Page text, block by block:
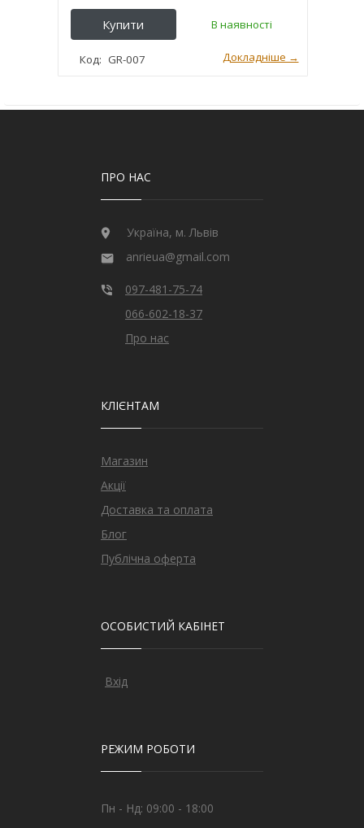
GR-007
ПРО НАС
Україна, м. Львів
anrieua@gmail.com
097-481-75-74
066-602-18-37
Про нас
КЛІЄНТАМ
Магазин
Акції
Доставка та оплата
Блог
Публічна оферта
ОСОБИСТИЙ КАБІНЕТ
Вхід
РЕЖИМ РОБОТИ
Пн - Нд: 09:00 - 18:00